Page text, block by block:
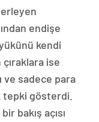
endişe
kendi
ise
ve sadece para
gösterdi.
bakış açısı